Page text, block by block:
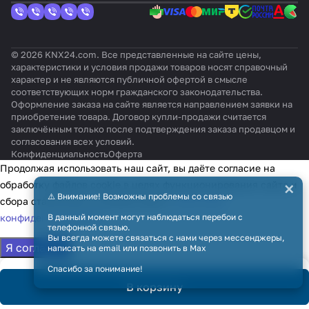
В корзину
© 2026 KNX24.com. Все представленные на сайте цены,
характеристики и условия продажи товаров носят справочный
характер и не являются публичной офертой в смысле
соответствующих норм гражданского законодательства.
Оформление заказа на сайте является направлением заявки на
приобретение товара. Договор купли-продажи считается
заключённым только после подтверждения заказа продавцом и
согласования всех условий.
КонфиденциальностьОферта
⚠️ Внимание! Возможны проблемы со связью
В данный момент могут наблюдаться перебои с
телефонной связью.
Вы всегда можете связаться с нами через мессенджеры,
написать на email или позвонить в Max
Спасибо за понимание!
×
Продолжая использовать наш сайт, вы даёте согласие на
обработку файлов cookie в целях функционирования сайта и
сбора статистики в соответствии сполитикой
конфиденциальности
Я согласен